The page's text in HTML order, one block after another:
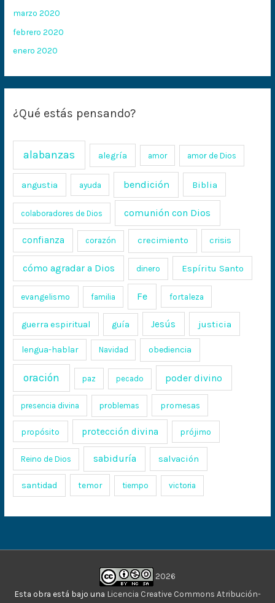
marzo 2020
febrero 2020
enero 2020
¿Qué estás pensando?
alabanzas alegría amor amor de Dios
angustia ayuda bendición Biblia
colaboradores de Dios comunión con Dios
confianza corazón crecimiento crisis
cómo agradar a Dios dinero Espíritu Santo
evangelismo familia Fe fortaleza
guerra espiritual guía Jesús justicia
lengua-hablar Navidad obediencia
oración paz pecado poder divino
presencia divina problemas promesas
propósito protección divina prójimo
Reino de Dios sabiduría salvación
santidad temor tiempo victoria
2026
Esta obra está bajo una Licencia Creative Commons Atribución-